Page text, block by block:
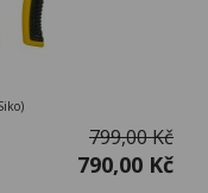
799,00 Kč
790,00 Kč